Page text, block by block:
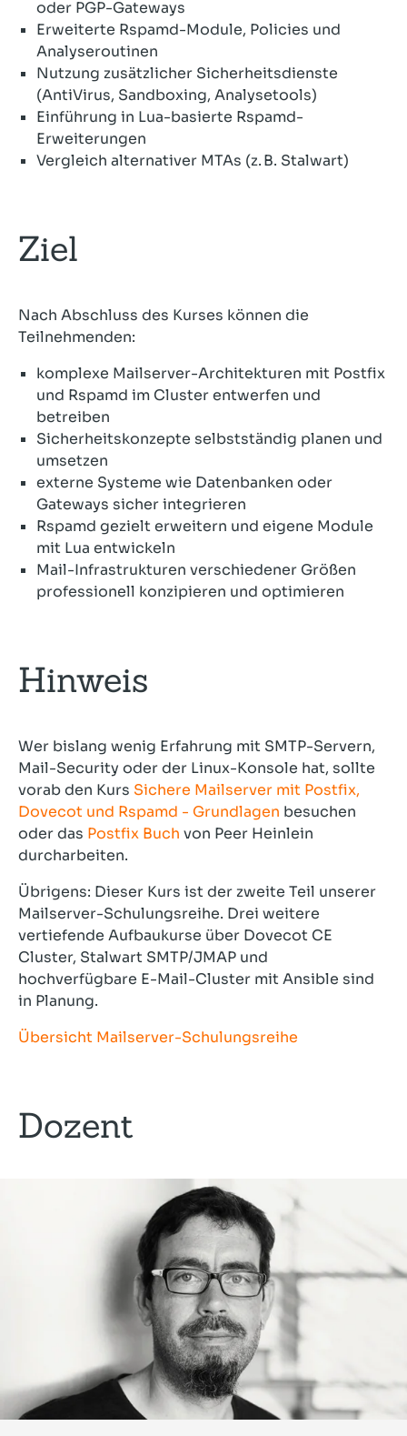
oder PGP-Gateways
Erweiterte Rspamd-Module, Policies und
Analyseroutinen
Nutzung zusätzlicher Sicherheitsdienste
(AntiVirus, Sandboxing, Analysetools)
Einführung in Lua-basierte Rspamd-
Erweiterungen
Vergleich alternativer MTAs (z. B. Stalwart)
Ziel
Nach Abschluss des Kurses können die
Teilnehmenden:
komplexe Mailserver-Architekturen mit Postfix
und Rspamd im Cluster entwerfen und
betreiben
Sicherheitskonzepte selbstständig planen und
umsetzen
externe Systeme wie Datenbanken oder
Gateways sicher integrieren
Rspamd gezielt erweitern und eigene Module
mit Lua entwickeln
Mail-Infrastrukturen verschiedener Größen
professionell konzipieren und optimieren
Hinweis
Wer bislang wenig Erfahrung mit SMTP-Servern,
Mail-Security oder der Linux-Konsole hat, sollte
vorab den Kurs Sichere Mailserver mit Postfix,
Dovecot und Rspamd - Grundlagen besuchen
oder das Postfix Buch von Peer Heinlein
durcharbeiten.
Übrigens: Dieser Kurs ist der zweite Teil unserer
Mailserver-Schulungsreihe. Drei weitere
vertiefende Aufbaukurse über Dovecot CE
Cluster, Stalwart SMTP/JMAP und
hochverfügbare E-Mail-Cluster mit Ansible sind
in Planung.
Übersicht Mailserver-Schulungsreihe
Dozent